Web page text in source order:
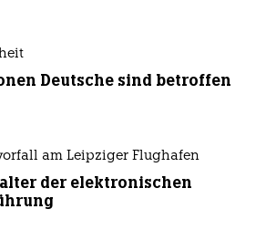
Deutsche sind betroffen
am Leipziger Flughafen
der elektronischen